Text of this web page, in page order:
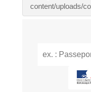
content/uploads/